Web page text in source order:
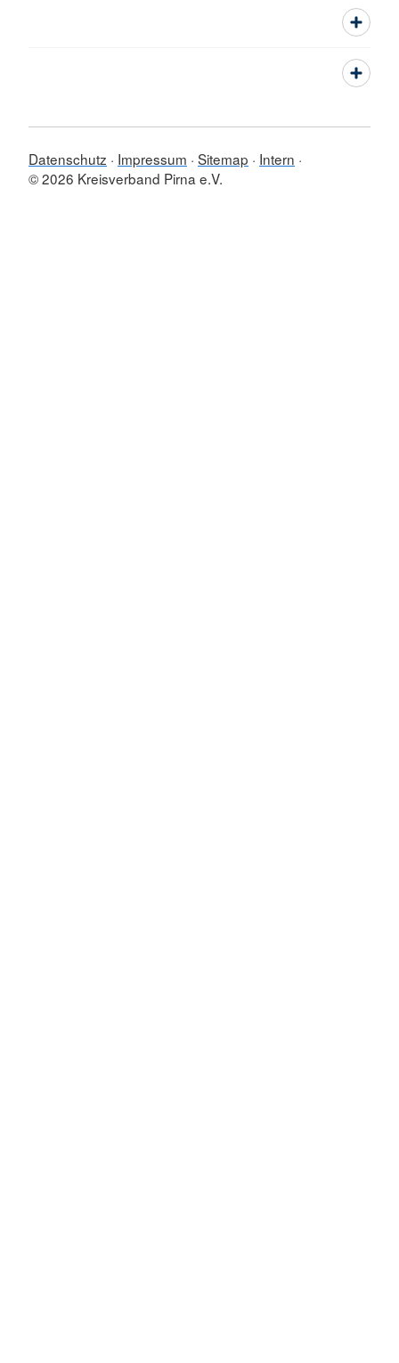
Datenschutz Impressum Sitemap
Intern
© 2026 Kreisverband Pirna e.V.